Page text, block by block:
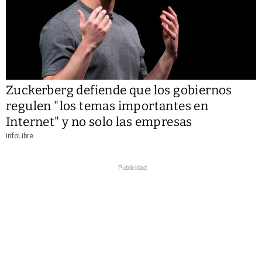
Zuckerberg defiende que los gobiernos
regulen "los temas importantes en
Internet" y no solo las empresas
infoLibre
Publicidad